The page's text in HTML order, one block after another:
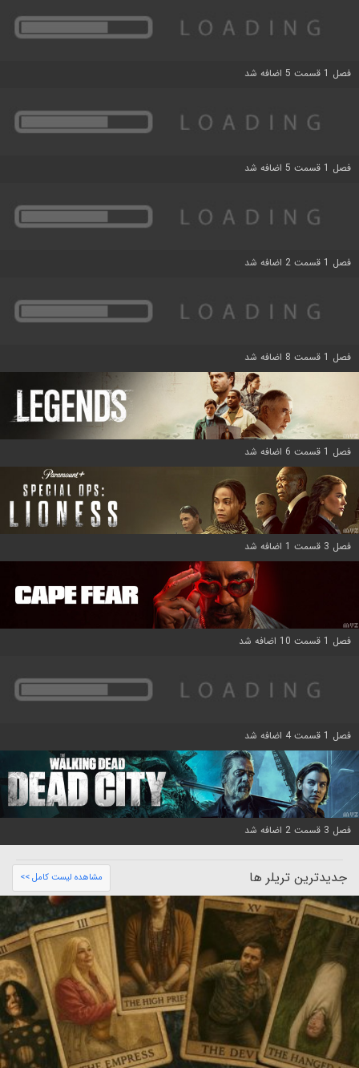
فصل 1 قسمت 5 اضافه شد
فصل 1 قسمت 5 اضافه شد
فصل 1 قسمت 2 اضافه شد
فصل 1 قسمت 8 اضافه شد
فصل 1 قسمت 6 اضافه شد
فصل 3 قسمت 1 اضافه شد
فصل 1 قسمت 10 اضافه شد
فصل 1 قسمت 4 اضافه شد
فصل 3 قسمت 2 اضافه شد
جدیدترین تریلر ها مشاهده لیست کامل >>